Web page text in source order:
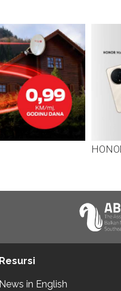
Resursi
News in English